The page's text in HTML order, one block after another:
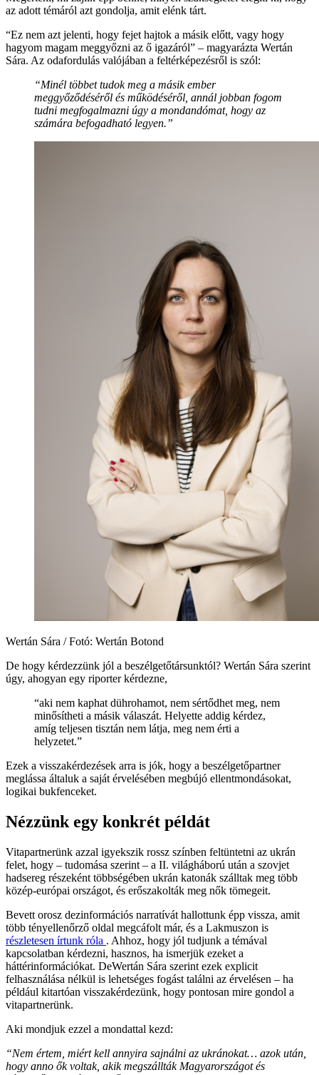
az adott témáról azt gondolja, amit elénk tárt.
“Ez nem azt jelenti, hogy fejet hajtok a másik előtt, vagy hogy
hagyom magam meggyőzni az ő igazáról” – magyarázta Wertán
Sára. Az odafordulás valójában a feltérképezésről is szól:
“Minél többet tudok meg a másik ember
meggyőződéséről és működéséről, annál jobban fogom
tudni megfogalmazni úgy a mondandómat, hogy az
számára befogadható legyen.”
Wertán Sára / Fotó: Wertán Botond
De hogy kérdezzünk jól a beszélgetőtársunktól? Wertán Sára szerint
úgy, ahogyan egy riporter kérdezne,
“aki nem kaphat dührohamot, nem sértődhet meg, nem
minősítheti a másik válaszát. Helyette addig kérdez,
amíg teljesen tisztán nem látja, meg nem érti a
helyzetet.”
Ezek a visszakérdezések arra is jók, hogy a beszélgetőpartner
meglássa általuk a saját érvelésében megbújó ellentmondásokat,
logikai bukfenceket.
Nézzünk egy konkrét példát
Vitapartnerünk azzal igyekszik rossz színben feltüntetni az ukrán
felet, hogy – tudomása szerint – a II. világháború után a szovjet
hadsereg részeként többségében ukrán katonák szálltak meg több
közép-európai országot, és erőszakolták meg nők tömegeit.
Bevett orosz dezinformációs narratívát hallottunk épp vissza, amit
több tényellenőrző oldal megcáfolt már, és a Lakmuszon is
részletesen írtunk róla . Ahhoz, hogy jól tudjunk a témával
kapcsolatban kérdezni, hasznos, ha ismerjük ezeket a
háttérinformációkat. DeWertán Sára szerint ezek explicit
felhasználása nélkül is lehetséges fogást találni az érvelésen – ha
például kitartóan visszakérdezünk, hogy pontosan mire gondol a
vitapartnerünk.
Aki mondjuk ezzel a mondattal kezd:
“Nem értem, miért kell annyira sajnálni az ukránokat… azok után,
hogy anno ők voltak, akik megszállták Magyarországot és